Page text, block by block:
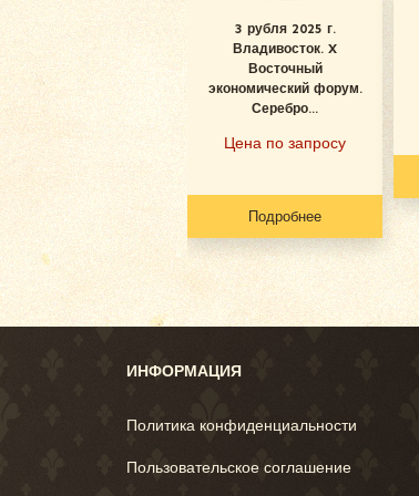
3 рубля 2025 г.
Владивосток. X
Восточный
экономический форум.
Серебро...
Цена по запросу
Подробнее
ИНФОРМАЦИЯ
Политика конфиденциальности
Пользовательское соглашение